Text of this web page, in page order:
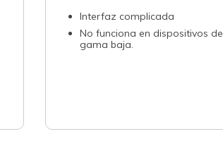
Interfaz complicada
󠀰No funciona en dispositivos de
gama baja.󠀲󠀡󠀠󠀡󠀨󠀦󠀩󠀡󠀡󠀳